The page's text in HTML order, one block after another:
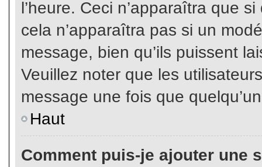
l’heure. Ceci n’apparaîtra que
cela n’apparaîtra pas si un
message, bien qu’ils puissent
Veuillez noter que les
message une fois que
Haut
Comment puis-je ajouter une